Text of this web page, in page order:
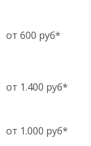
от 600 руб*
от 1.400 руб*
от 1.000 руб*